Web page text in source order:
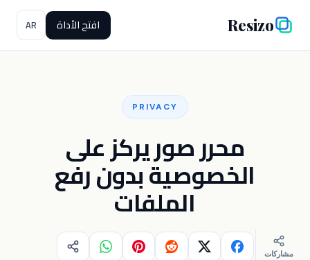
Resizo افتح الأداة AR
PRIVACY
محرر صور يركز على
الخصوصية بدون رفع
الملفات
مشاركات